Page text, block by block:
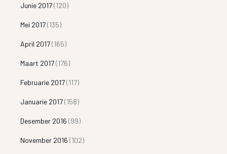
Junie 2017(120)
Mei 2017(135)
April 2017(165)
Maart 2017(176)
Februarie 2017(117)
Januarie 2017(158)
Desember 2016 (99)
November 2016 (102)